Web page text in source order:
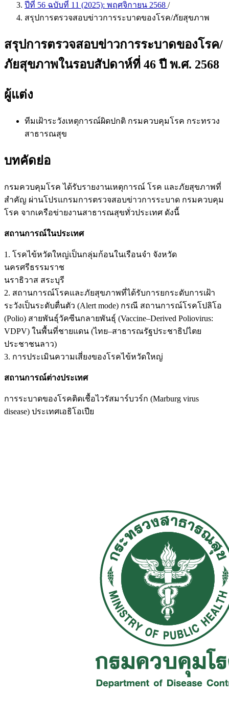
ปีที่ 56 ฉบับที่ 11 (2025): พฤศจิกายน 2568 /
สรุปการตรวจสอบข่าวการระบาดของโรค/ภัยสุขภาพ
สรุปการตรวจสอบข่าวการระบาดของโรค/
ภัยสุขภาพในรอบสัปดาห์ที่ 46 ปี พ.ศ. 2568
ผู้แต่ง
ทีมเฝ้าระวังเหตุการณ์ผิดปกติ กรมควบคุมโรค กระทรวง
สาธารณสุข
บทคัดย่อ
กรมควบคุมโรค ได้รับรายงานเหตุการณ์ โรค และภัยสุขภาพที่
สำคัญ ผ่านโปรแกรมการตรวจสอบข่าวการระบาด กรมควบคุม
โรค จากเครือข่ายงานสาธารณสุขทั่วประเทศ ดังนี้
สถานการณ์ในประเทศ
1. โรคไข้หวัดใหญ่เป็นกลุ่มก้อนในเรือนจำ จังหวัด
นครศรีธรรมราช
นราธิวาส สระบุรี
2. สถานการณ์โรคและภัยสุขภาพที่ได้รับการยกระดับการเฝ้า
ระวังเป็นระดับตื่นตัว (Alert mode) กรณี สถานการณ์โรคโปลิโอ
(Polio) สายพันธุ์วัคซีนกลายพันธุ์ (Vaccine–Derived Poliovirus:
VDPV) ในพื้นที่ชายแดน (ไทย–สาธารณรัฐประชาธิปไตย
ประชาชนลาว)
3. การประเมินความเสี่ยงของโรคไข้หวัดใหญ่
สถานการณ์ต่างประเทศ
การระบาดของโรคติดเชื้อไวรัสมาร์บวร์ก (Marburg virus
disease) ประเทศเอธิโอเปีย